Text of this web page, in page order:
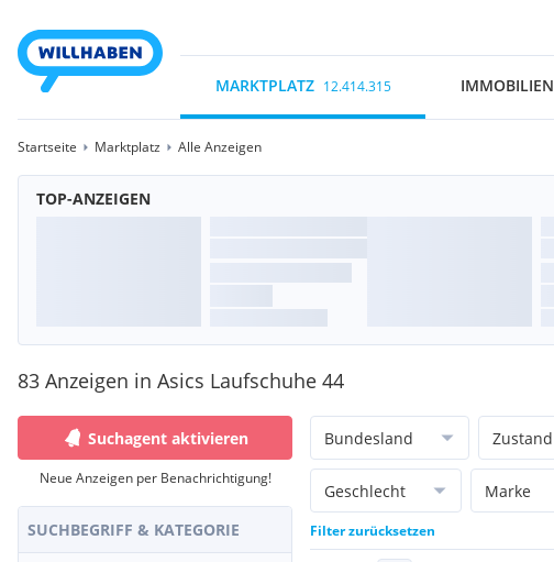
MARKTPLATZ 12.414.315 IMMOBILIEN
Startseite Marktplatz Alle Anzeigen
TOP-ANZEIGEN
83 Anzeigen in Asics Laufschuhe 44
Suchagent aktivieren
Neue Anzeigen per Benachrichtigung!
SUCHBEGRIFF & KATEGORIE
Bundesland Zustand
Geschlecht Marke
Filter zurücksetzen